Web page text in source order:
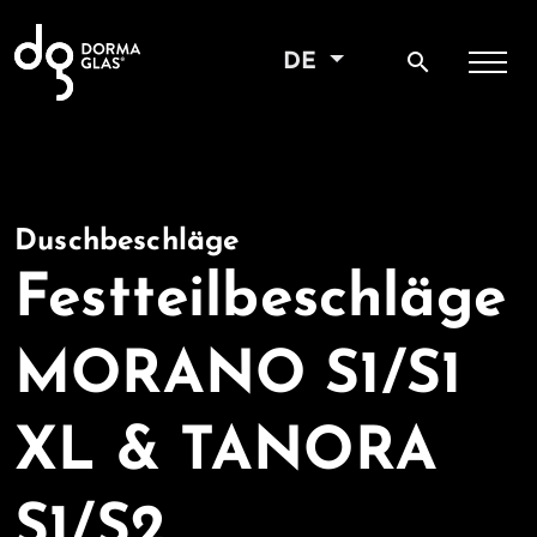
DE search
Duschbeschläge
Festteilbeschläge
MORANO S1/S1
XL & TANORA